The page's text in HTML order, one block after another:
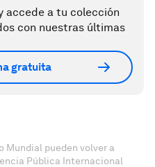
accede a tu colección
con nuestras últimas
gratuita
Mundial pueden volver a
Pública Internacional